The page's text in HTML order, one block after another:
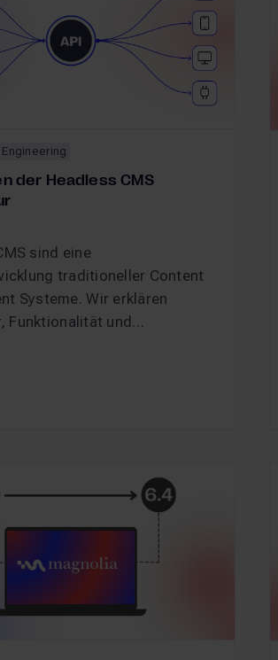
der Headless CMS
sind eine
traditioneller Content
Systeme. Wir erklären
Funktionalität und